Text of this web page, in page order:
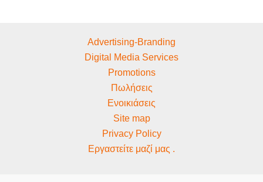
Advertising-Branding
Digital Media Services
Promotions
Πωλήσεις
Ενοικιάσεις
Site map
Privacy Policy
Εργαστείτε μαζί μας .